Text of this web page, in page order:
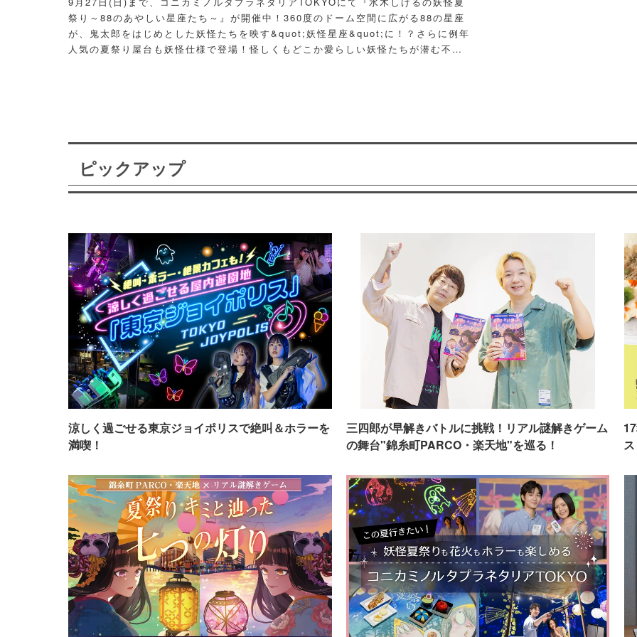
祭り～88のあやしい星座たち～』が開催中！360度のドーム空間に広がる88の星座
が、鬼太郎をはじめとした妖怪たちを映す&quot;妖怪星座&quot;に！？さらに例年
人気の夏祭り屋台も妖怪仕様で登場！怪しくもどこか愛らしい妖怪たちが潜む不思
ピックアップ
涼しく過ごせる東京ジョイポリスで絶叫＆ホラーを
満喫！
三四郎が早解きバトルに挑戦！リアル謎解きゲーム
の舞台"錦糸町PARCO・楽天地"を巡る！